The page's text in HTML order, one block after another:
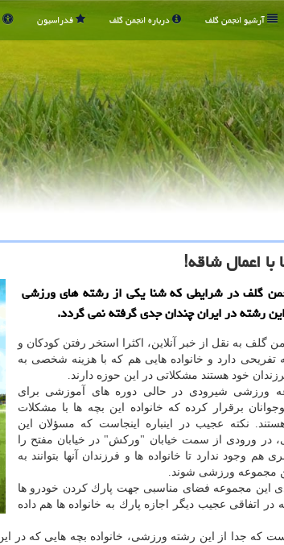
آرشیو انجمن گلف درباره انجمن گلف فدراسیون
اعمال شاقه!
گلف در شرایطی كه شنا یكی از رشته های ورزشی
رشته در ایران چندان جدی گرفته نمی گردد.
گلف به نقل از خبر آنلاین، اكثرا استخر رفتن كودكان و
تفریحی دارد و خانواده هایی هم كه با هزینه شخصی به
خود هستند مشكلاتی در این حوزه دارند.
ورزشی شیرودی در حالی دوره های آموزشی برای
برقرار كرده كه خانواده این بچه ها با مشكلات
نكته عجیب در اینباره اینجاست كه مسؤلان این
در ورودی از سمت خیابان "وركش" در خیابان مفتح را
هم وجود ندارد تا خانواده ها و فرزندان آنها بتوانند به
مجموعه ورزشی شوند.
این مجموعه فضای مناسبی جهت پارك كردن خودرو ها
اتفاقی عجیب دیگر اجازه پارك به خانواده ها هم داده
كه جدا از این رشته ورزشی، خانواده بچه هایی كه در